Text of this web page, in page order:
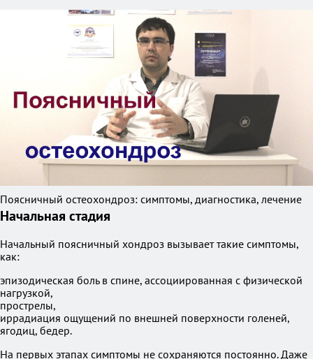
Поясничный остеохондроз: симптомы, диагностика, лечение
Начальная стадия
Начальный поясничный хондроз вызывает такие симптомы,
как:
эпизодическая боль в спине, ассоциированная с физической
нагрузкой,
прострелы,
иррадиация ощущений по внешней поверхности голеней,
ягодиц, бедер.
На первых этапах симптомы не сохраняются постоянно. Даже